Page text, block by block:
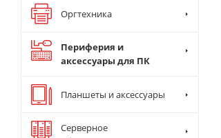
Оргтехника
Периферия и
аксессуары для ПК
Планшеты и аксессуары
Серверное